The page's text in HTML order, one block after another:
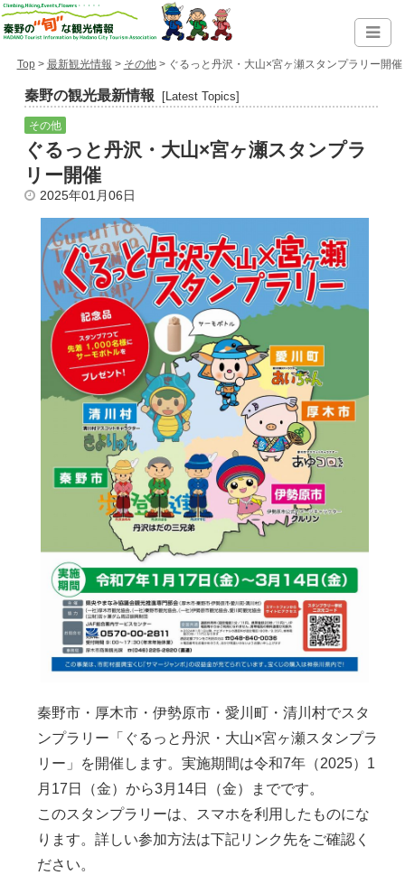
Top> 最新観光情報 > その他> ぐるっと丹沢・大山×宮ヶ瀬スタンプラリー開催
秦野の観光最新情報 [Latest Topics]
その他
ぐるっと丹沢・大山×宮ヶ瀬スタンプラ
リー開催
2025年01月06日
秦野市・厚木市・伊勢原市・愛川町・清川村でスタ
ンプラリー「ぐるっと丹沢・大山×宮ヶ瀬スタンプラ
リー」を開催します。実施期間は令和7年（2025）1
月17日（金）から3月14日（金）までです。
このスタンプラリーは、スマホを利用したものにな
ります。詳しい参加方法は下記リンク先をご確認く
ださい。